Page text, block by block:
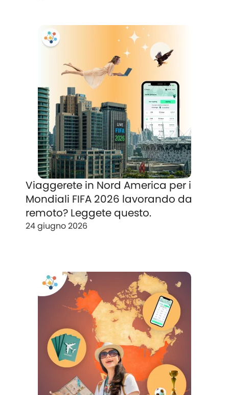
Viaggerete in Nord America per i
Mondiali FIFA 2026 lavorando da
remoto? Leggete questo.
24 giugno 2026